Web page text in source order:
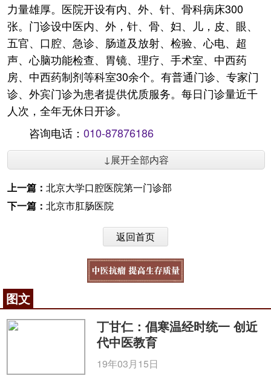
力量雄厚。医院开设有内、外、针、骨科病床300
张。门诊设中医内、外，针、骨、妇、儿，皮、眼、
五官、口腔、急诊、肠道及放射、检验、心电、超
声、心脑功能检查、胃镜、理疗、手术室、中西药
房、中西药制剂等科室30余个。有普通门诊、专家门
诊、外宾门诊为患者提供优质服务。每日门诊量近千
人次，全年无休日开诊。
咨询电话： 010-87876186
↓展开全部内容
上一篇： 北京大学口腔医院第一门诊部
下一篇： 北京市肛肠医院
返回首页
图文
丁甘仁：倡寒温经时统一 创近
代中医教育
19年03月15日